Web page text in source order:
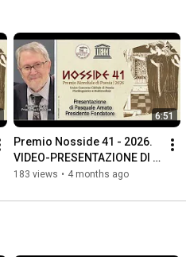
6:51
Premio Nosside 41 - 2026.
VIDEO-PRESENTAZIONE DI
PASQUALE AMATO,
183 views • 4 months ago